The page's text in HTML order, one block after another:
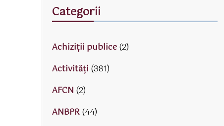
Categorii
Achiziții publice(2)
Activităţi (381)
AFCN (2)
ANBPR(44)